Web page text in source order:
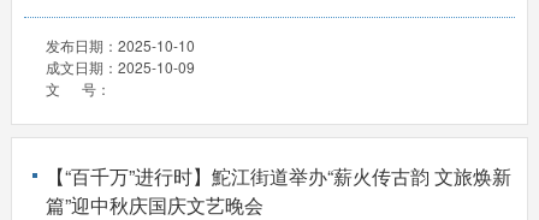
发布日期： 2025-10-10
成文日期： 2025-10-09
文 号：
【“百千万”进行时】鮀江街道举办“薪火传古韵 文旅焕新
篇”迎中秋庆国庆文艺晚会